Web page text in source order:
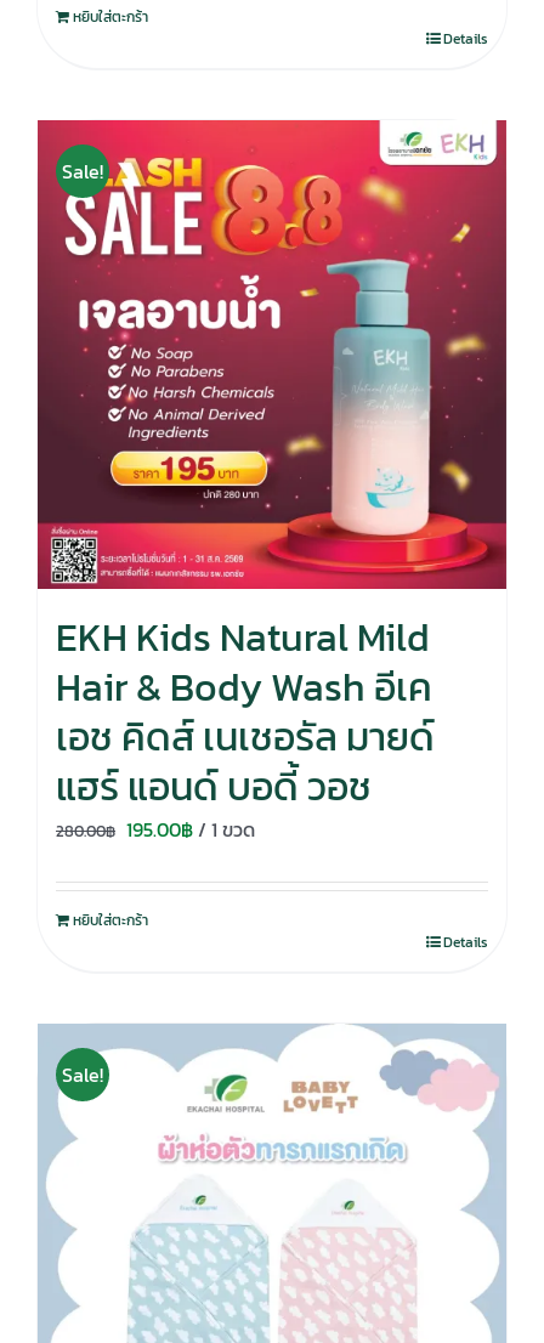
หยิบใส่ตะกร้า
Details
Sale!
EKH Kids Natural Mild
Hair & Body Wash อีเค
เอช คิดส์ เนเชอรัล มายด์
แฮร์ แอนด์ บอดี้ วอช
280.00฿ Original
was:
280.00฿.
195.00฿Current
is:
/ 1 ขวด
หยิบใส่ตะกร้า
Details
Sale!